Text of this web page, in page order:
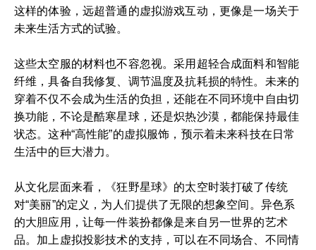
这样的体验，远超普通的虚拟游戏互动，更像是一场关于
未来生活方式的试验。
这些太空服的材料也不容忽视。采用超轻合成面料和智能
纤维，具备自我修复、调节温度及抗耗损的特性。未来的
穿着不仅不会成为生活的负担，还能在不同环境中自由切
换功能，不论是酷寒星球，还是炽热沙漠，都能保持最佳
状态。这种“高性能”的虚拟服饰，预示着未来科技在日常
生活中的巨大潜力。
从文化层面来看，《狂野星球》的太空时装打破了传统
对“美丽”的定义，为人们提供了无限的想象空间。异色系
的大胆应用，让每一件装扮都像是来自另一世界的艺术
品。加上虚拟投影技术的支持，可以在不同场合、不同情